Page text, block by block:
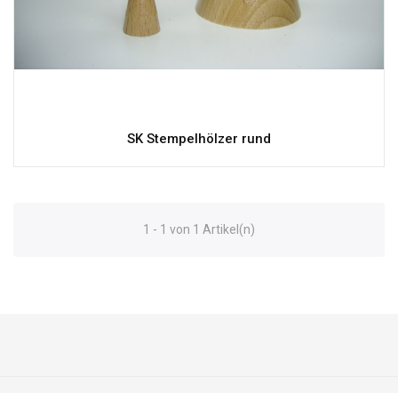
SK Stempelhölzer rund
1 - 1 von 1 Artikel(n)